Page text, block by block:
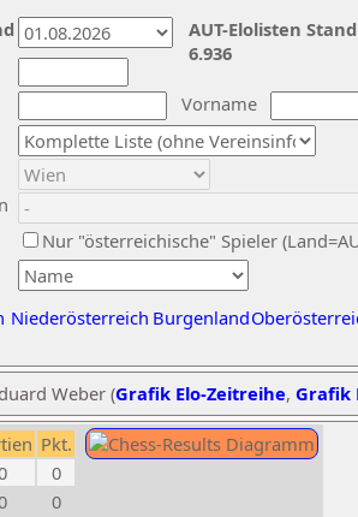
Vorname
Nur "österreichische" Spieler
Niederösterreich Burgenland
AUT-Elolisten
6.936
Weber (Grafik Elo-Zeitreihe, Grafik
Pkt.
0
0